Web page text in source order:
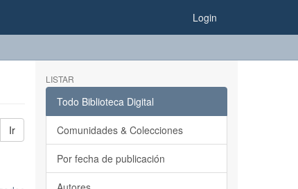
Login
Ir
LISTAR
Todo Biblioteca Digital
Comunidades & Colecciones
Por fecha de publicación